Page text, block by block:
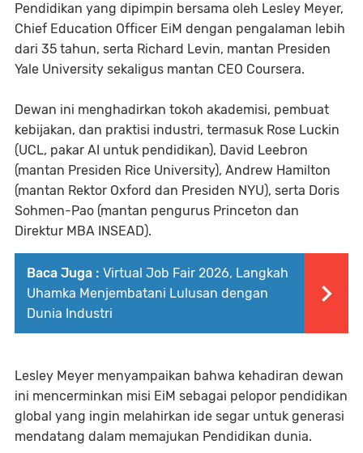
Pendidikan yang dipimpin bersama oleh Lesley Meyer,
Chief Education Officer EiM dengan pengalaman lebih
dari 35 tahun, serta Richard Levin, mantan Presiden
Yale University sekaligus mantan CEO Coursera.
Dewan ini menghadirkan tokoh akademisi, pembuat
kebijakan, dan praktisi industri, termasuk Rose Luckin
(UCL, pakar AI untuk pendidikan), David Leebron
(mantan Presiden Rice University), Andrew Hamilton
(mantan Rektor Oxford dan Presiden NYU), serta Doris
Sohmen-Pao (mantan pengurus Princeton dan
Direktur MBA INSEAD).
Baca Juga : Virtual Job Fair 2026, Langkah
Uhamka Menjembatani Lulusan dengan
Dunia Industri
Lesley Meyer menyampaikan bahwa kehadiran dewan
ini mencerminkan misi EiM sebagai pelopor pendidikan
global yang ingin melahirkan ide segar untuk generasi
mendatang dalam memajukan Pendidikan dunia.